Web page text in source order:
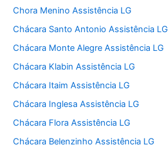
Chora Menino Assistência LG
Chácara Santo Antonio Assistência LG
Chácara Monte Alegre Assistência LG
Chácara Klabin Assistência LG
Chácara Itaim Assistência LG
Chácara Inglesa Assistência LG
Chácara Flora Assistência LG
Chácara Belenzinho Assistência LG